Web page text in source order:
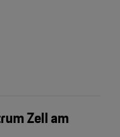
Zell am